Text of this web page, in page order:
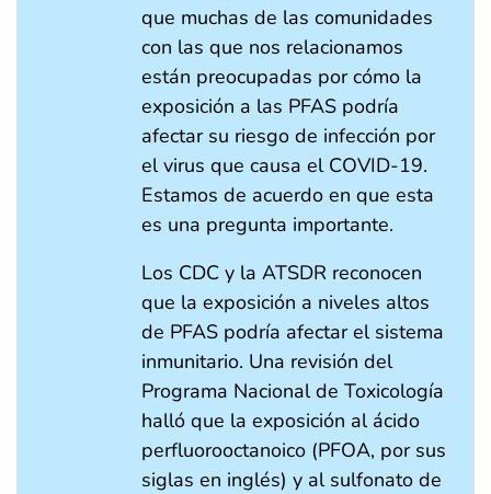
que muchas de las comunidades
con las que nos relacionamos
están preocupadas por cómo la
exposición a las PFAS podría
afectar su riesgo de infección por
el virus que causa el COVID-19.
Estamos de acuerdo en que esta
es una pregunta importante.
Los CDC y la ATSDR reconocen
que la exposición a niveles altos
de PFAS podría afectar el sistema
inmunitario. Una revisión del
Programa Nacional de Toxicología
halló que la exposición al ácido
perfluorooctanoico (PFOA, por sus
siglas en inglés) y al sulfonato de